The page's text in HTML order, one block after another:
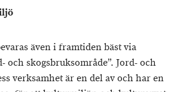
även i framtiden bäst via
och skogsbruksområde”. Jord- och
verksamhet är en del av och har en